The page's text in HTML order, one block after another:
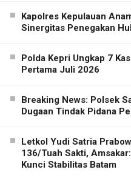
Kapolres Kepulauan
Sinergitas Penegakan
Polda Kepri Ungkap 7
Pertama Juli 2026
Breaking News: Polsek
Dugaan Tindak Pidana
Letkol Yudi Satria
136/Tuah Sakti,
Kunci Stabilitas Batam